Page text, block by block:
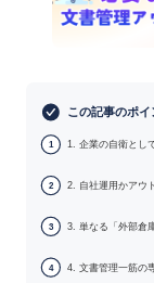
この記事のポイ
1 1. 企業の自衛とし
2 2. 自社運用かアウ
3 3. 単なる「外部倉
4 4. 文書管理一筋の